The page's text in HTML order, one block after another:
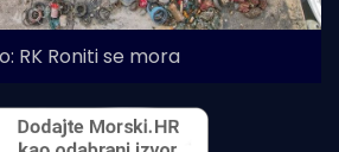
RK Roniti se mora